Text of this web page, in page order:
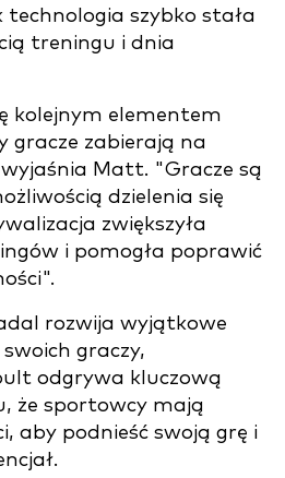
technologia szybko stała
treningu i dnia
kolejnym elementem
gracze zabierają na
Matt. "Gracze są
dzielenia się
zwiększyła
i pomogła poprawić
rozwija wyjątkowe
graczy,
odgrywa kluczową
że sportowcy mają
aby podnieść swoją grę i